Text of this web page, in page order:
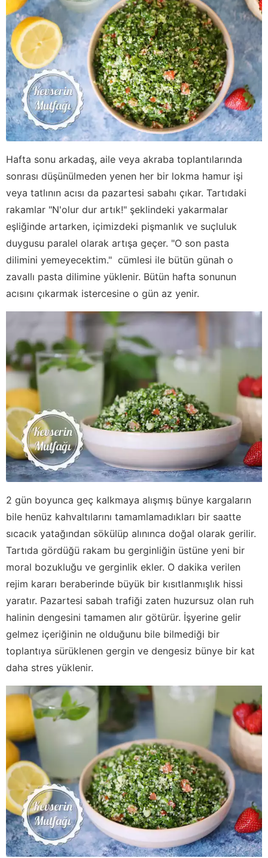
Hafta sonu arkadaş, aile veya akraba toplantılarında
sonrası düşünülmeden yenen her bir lokma hamur işi
veya tatlının acısı da pazartesi sabahı çıkar. Tartıdaki
rakamlar "N'olur dur artık!" şeklindeki yakarmalar
eşliğinde artarken, içimizdeki pişmanlık ve suçluluk
duygusu paralel olarak artışa geçer. "O son pasta
dilimini yemeyecektim." cümlesi ile bütün günah o
zavallı pasta dilimine yüklenir. Bütün hafta sonunun
acısını çıkarmak istercesine o gün az yenir.
2 gün boyunca geç kalkmaya alışmış bünye kargaların
bile henüz kahvaltılarını tamamlamadıkları bir saatte
sıcacık yatağından sökülüp alınınca doğal olarak gerilir.
Tartıda gördüğü rakam bu gerginliğin üstüne yeni bir
moral bozukluğu ve gerginlik ekler. O dakika verilen
rejim kararı beraberinde büyük bir kısıtlanmışlık hissi
yaratır. Pazartesi sabah trafiği zaten huzursuz olan ruh
halinin dengesini tamamen alır götürür. İşyerine gelir
gelmez içeriğinin ne olduğunu bile bilmediği bir
toplantıya sürüklenen gergin ve dengesiz bünye bir kat
daha stres yüklenir.